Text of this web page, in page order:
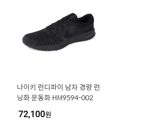
나이키 런디파이 남자 경량 런
닝화 운동화 HM9594-002
72,100원